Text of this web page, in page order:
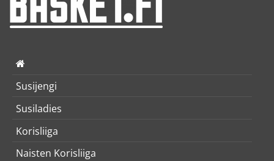
Susijengi
Susiladies
Korisliiga
Naisten Korisliiga